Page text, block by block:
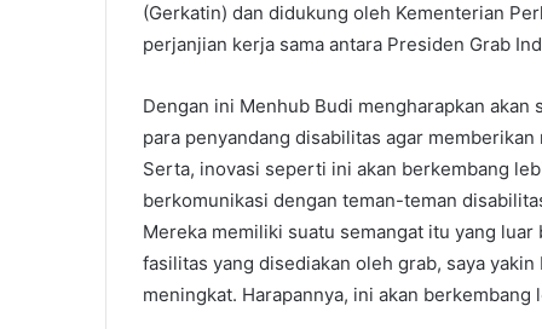
(Gerkatin) dan didukung oleh Kementerian
perjanjian kerja sama antara Presiden Grab
Dengan ini Menhub Budi mengharapkan
para penyandang disabilitas agar
Serta, inovasi seperti ini akan berkembang
berkomunikasi dengan teman-teman
Mereka memiliki suatu semangat itu yang
fasilitas yang disediakan oleh grab, saya
meningkat. Harapannya, ini akan